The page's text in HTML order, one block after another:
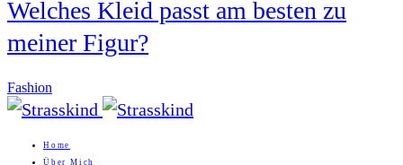
Welches Kleid passt am besten zu
meiner Figur?
Fashion
Home
Über Mich